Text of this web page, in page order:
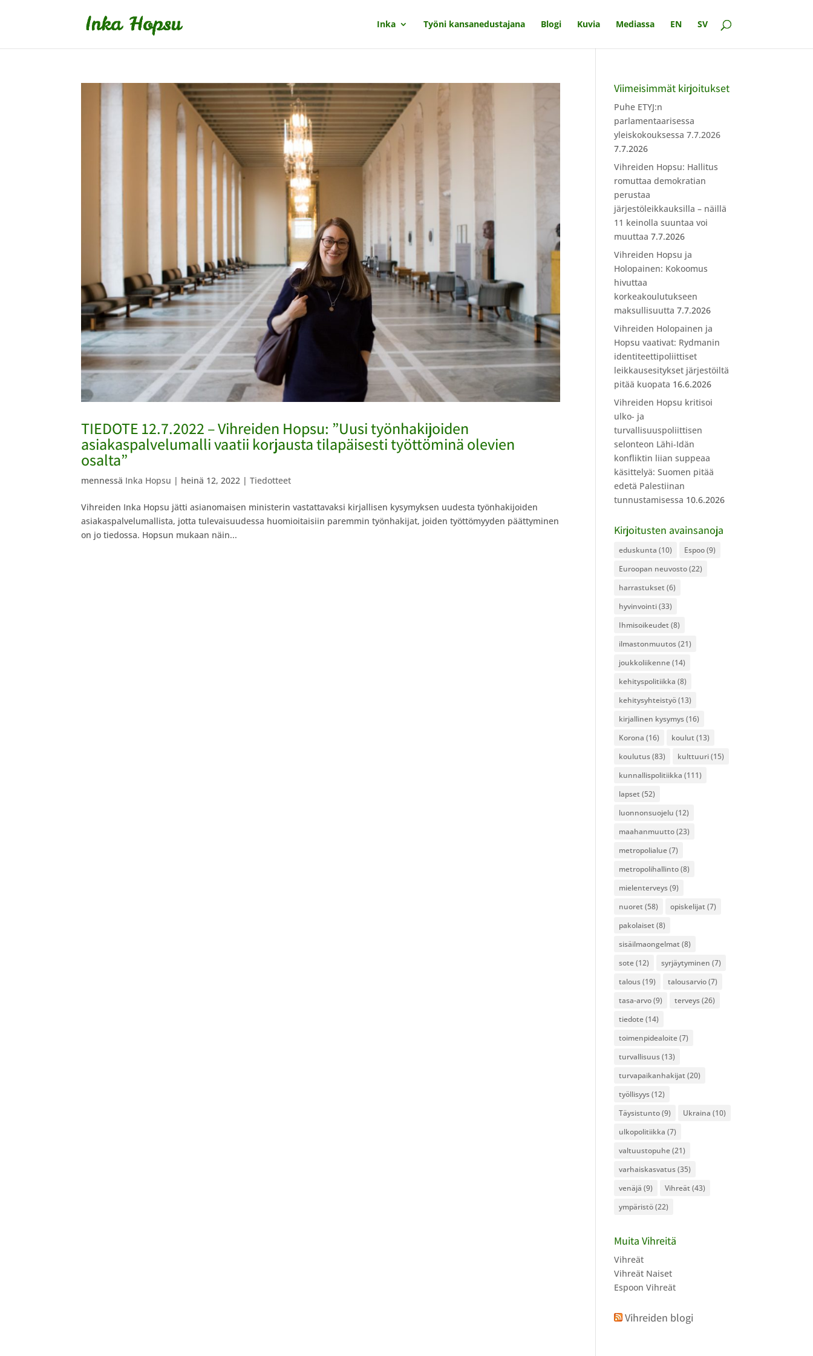
Inka Työni kansanedustajana Blogi Kuvia Mediassa EN SV
TIEDOTE 12.7.2022 – Vihreiden Hopsu: ”Uusi työnhakijoiden
asiakaspalvelumalli vaatii korjausta tilapäisesti työttöminä olevien
osalta”
mennessä Inka Hopsu | heinä 12, 2022 |Tiedotteet
Vihreiden Inka Hopsu jätti asianomaisen ministerin vastattavaksi kirjallisen kysymyksen uudesta työnhakijoiden
asiakaspalvelumallista, jotta tulevaisuudessa huomioitaisiin paremmin työnhakijat, joiden työttömyyden päättyminen
on jo tiedossa. Hopsun mukaan näin...
Viimeisimmät kirjoitukset
Puhe ETYJ:n
parlamentaarisessa
yleiskokouksessa 7.7.2026
7.7.2026
Vihreiden Hopsu: Hallitus
romuttaa demokratian
perustaa
järjestöleikkauksilla – näillä
11 keinolla suuntaa voi
muuttaa 7.7.2026
Vihreiden Hopsu ja
Holopainen: Kokoomus
hivuttaa
korkeakoulutukseen
maksullisuutta 7.7.2026
Vihreiden Holopainen ja
Hopsu vaativat: Rydmanin
identiteettipoliittiset
leikkausesitykset järjestöiltä
pitää kuopata 16.6.2026
Vihreiden Hopsu kritisoi
ulko- ja
turvallisuuspoliittisen
selonteon Lähi-Idän
konfliktin liian suppeaa
käsittelyä: Suomen pitää
edetä Palestiinan
tunnustamisessa 10.6.2026
Kirjoitusten avainsanoja
eduskunta (10) Espoo(9)
Euroopan neuvosto(22)
harrastukset (6)
hyvinvointi(33)
Ihmisoikeudet (8)
ilmastonmuutos(21)
joukkoliikenne(14)
kehityspolitiikka (8)
kehitysyhteistyö(13)
kirjallinen kysymys(16)
Korona (16) koulut (13)
koulutus(83) kulttuuri(15)
kunnallispolitiikka (111)
lapset (52)
luonnonsuojelu (12)
maahanmuutto(23)
metropolialue(7)
metropolihallinto(8)
mielenterveys(9)
nuoret (58) opiskelijat (7)
pakolaiset (8)
sisäilmaongelmat (8)
sote(12) syrjäytyminen (7)
talous(19) talousarvio(7)
tasa-arvo(9) terveys(26)
tiedote(14)
toimenpidealoite(7)
turvallisuus(13)
turvapaikanhakijat (20)
työllisyys(12)
Täysistunto(9) Ukraina (10)
ulkopolitiikka (7)
valtuustopuhe(21)
varhaiskasvatus(35)
venäjä (9) Vihreät (43)
ympäristö(22)
Muita Vihreitä
Vihreät
Vihreät Naiset
Espoon Vihreät
Vihreiden blogi